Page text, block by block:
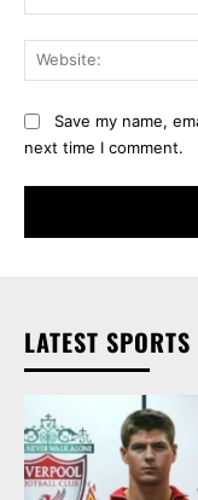
Save my name,
next time I comment.
LATEST SPORTS